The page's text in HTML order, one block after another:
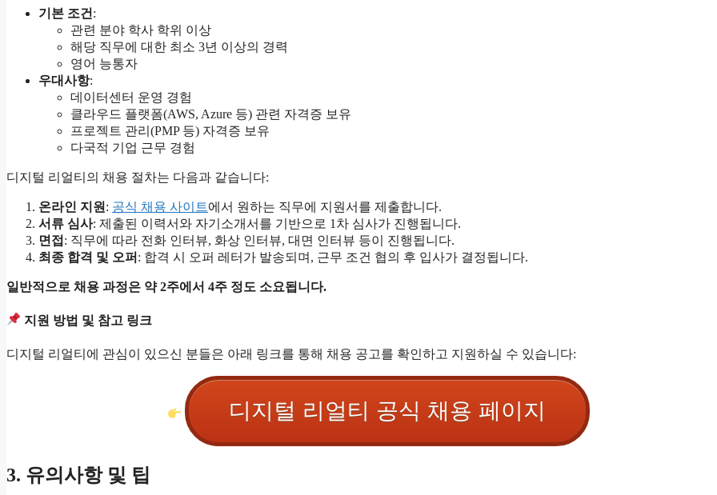
기본 조건 :
관련 분야 학사 학위 이상
해당 직무에 대한 최소 3년 이상의 경력
영어 능통자
우대사항:
데이터센터 운영 경험
클라우드 플랫폼(AWS, Azure 등) 관련 자격증 보유
프로젝트 관리(PMP 등) 자격증 보유
다국적 기업 근무 경험
디지털 리얼티의 채용 절차는 다음과 같습니다:
온라인 지원 : 공식 채용 사이트에서 원하는 직무에 지원서를 제출합니다.
서류 심사: 제출된 이력서와 자기소개서를 기반으로 1차 심사가 진행됩니다.
면접 : 직무에 따라 전화 인터뷰, 화상 인터뷰, 대면 인터뷰 등이 진행됩니다.
최종 합격 및 오퍼 : 합격 시 오퍼 레터가 발송되며, 근무 조건 협의 후 입사가 결정됩니다.
일반적으로 채용 과정은 약 2주에서 4주 정도 소요됩니다.
지원 방법 및 참고 링크
디지털 리얼티에 관심이 있으신 분들은 아래 링크를 통해 채용 공고를 확인하고 지원하실 수 있습니다:
디지털 리얼티 공식 채용 페이지
3. 유의사항 및 팁